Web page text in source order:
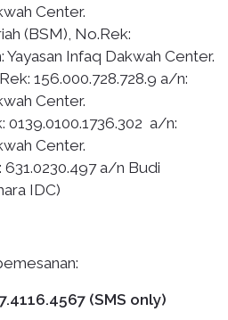
Center.
(BSM), No.Rek:
Infaq Dakwah Center.
156.000.728.728.9 a/n:
Center.
0139.0100.1736.302 a/n:
Center.
631.0230.497 a/n Budi
IDC)
(SMS only)